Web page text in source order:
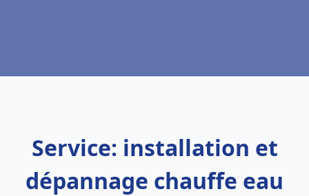
Service: installation et
dépannage chauffe eau